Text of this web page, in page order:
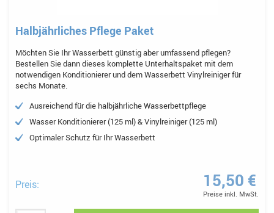
Halbjährliches Pflege Paket
Möchten Sie Ihr Wasserbett günstig aber umfassend pflegen?
Bestellen Sie dann dieses komplette Unterhaltspaket mit dem
notwendigen Konditionierer und dem Wasserbett Vinylreiniger für
sechs Monate.
Ausreichend für die halbjährliche Wasserbettpflege
Wasser Konditionierer (125 ml) & Vinylreiniger (125 ml)
Optimaler Schutz für Ihr Wasserbett
Preis: 15,50 €
Preise inkl. MwSt.